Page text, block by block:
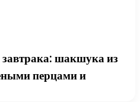
завтрака: шакшука из
перцами и